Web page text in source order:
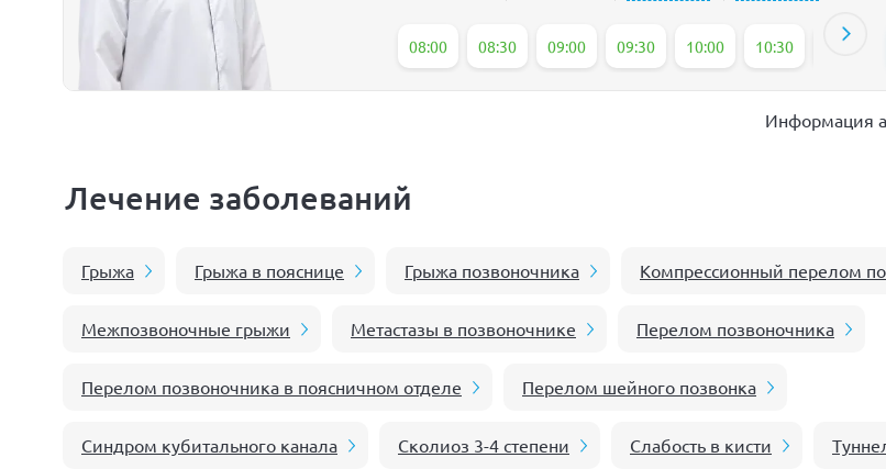
08:00 08:30 09:00 09:30 10:00 10:30 11:00
Информация
Лечение заболеваний
Грыжа Грыжа в пояснице Грыжа позвоночника Компрессионный перелом
Межпозвоночные грыжи Метастазы в позвоночнике Перелом позвоночника
Перелом позвоночника в поясничном отделе Перелом шейного позвонка
Синдром кубитального канала Сколиоз 3-4 степени Слабость в кисти